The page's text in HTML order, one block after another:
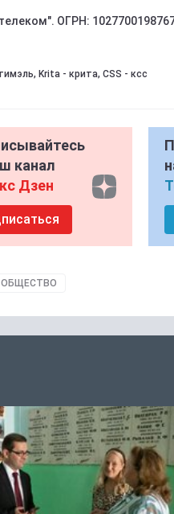
ОГРН:
Krita - крита, CSS - ксс
канал
Дзен
ОБЩЕСТВО